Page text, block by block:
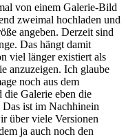
von einem Galerie-Bild
zweimal hochladen und
angeben. Derzeit sind
Das hängt damit
viel länger existiert als
anzuzeigen. Ich glaube
noch aus dem
Galerie eben die
Das ist im Nachhinein
über viele Versionen
ja auch noch den